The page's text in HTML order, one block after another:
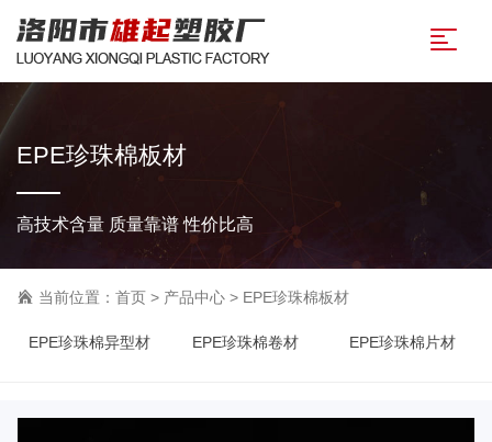
EPE珍珠棉板材
高技术含量 质量靠谱 性价比高
当前位置： 首页 > 产品中心 > EPE珍珠棉板材
EPE珍珠棉异型材 EPE珍珠棉卷材 EPE珍珠棉片材